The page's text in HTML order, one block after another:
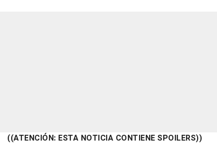
((ATENCIÓN: ESTA NOTICIA CONTIENE SPOILERS))